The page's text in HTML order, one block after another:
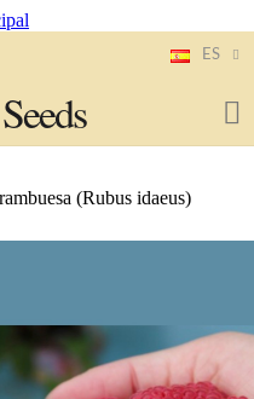
ES
(Rubus idaeus)